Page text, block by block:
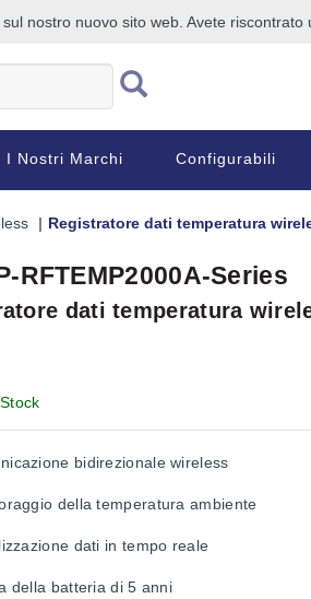
nostro nuovo sito web. Avete
I Nostri Marchi Configurabili
Registratore dati temperatura
RFTEMP2000A-Series
dati temperatura
bidirezionale wireless
della temperatura ambiente
dati in tempo reale
della batteria di 5 anni